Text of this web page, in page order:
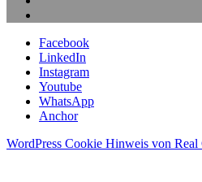
Facebook
LinkedIn
Instagram
Youtube
WhatsApp
Anchor
WordPress Cookie Hinweis von